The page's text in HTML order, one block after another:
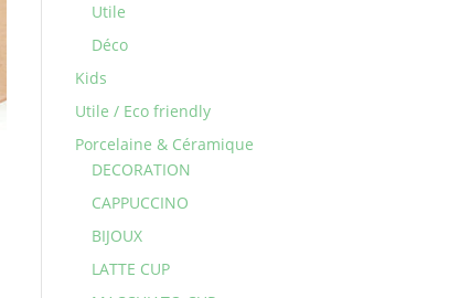
Utile
Déco
Kids
Utile / Eco friendly
Porcelaine & Céramique
DECORATION
CAPPUCCINO
BIJOUX
LATTE CUP